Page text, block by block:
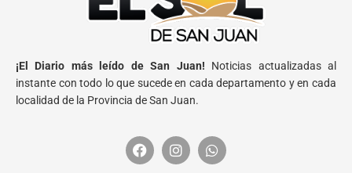
¡El Diario más leído de San Juan! Noticias actualizadas al
instante con todo lo que sucede en cada departamento y en cada
localidad de la Provincia de San Juan.